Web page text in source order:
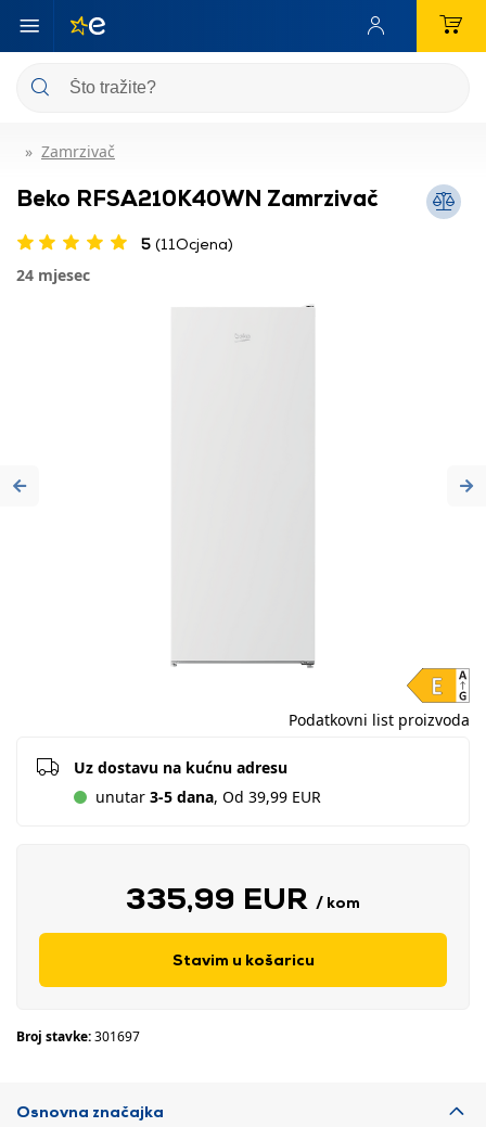
Zamrzivač
Beko RFSA210K40WN Zamrzivač
5 (11Ocjena)
24 mjesec
Previous
Podatkovni list proizvoda
Uz dostavu na kućnu adresu
unutar 3-5 dana, Od 39,99 EUR
335,99 EUR / kom
Stavim u košaricu
Broj stavke:301697
Osnovna značajka